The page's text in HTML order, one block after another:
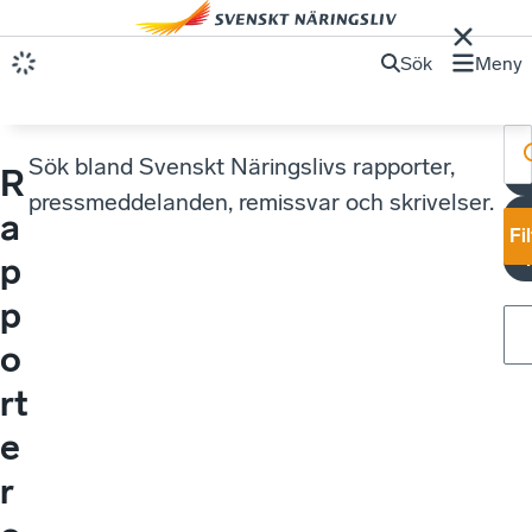
Sök Meny
R
a
p
p
o
rt
e
r
Sök bland Svenskt Näringslivs rapporter,
pressmeddelanden, remissvar och skrivelser.